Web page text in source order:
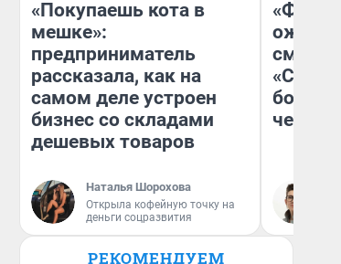
«Покупаешь кота в
мешке»:
предприниматель
рассказала, как на
самом деле устроен
бизнес со складами
дешевых товаров
Наталья Шорохова
Открыла кофейную точку на
деньги соцразвития
РЕКОМЕНДУЕМ